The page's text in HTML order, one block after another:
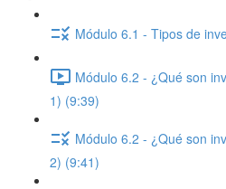
Módulo 6.1 - Tipos de
Módulo 6.2 - ¿Qué son
1) (9:39)
Módulo 6.2 - ¿Qué son
2) (9:41)